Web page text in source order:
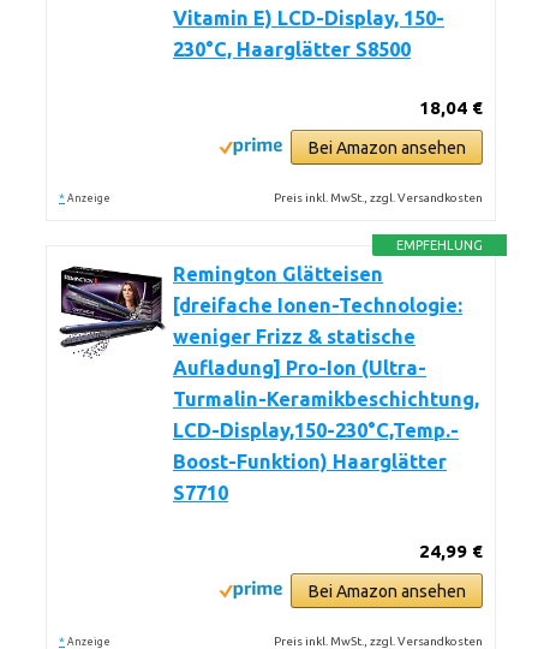
Vitamin E) LCD-Display, 150-
230°C, Haarglätter S8500
18,04 €
Bei Amazon ansehen
* Anzeige Preis inkl. MwSt., zzgl. Versandkosten
EMPFEHLUNG
Remington Glätteisen
[dreifache Ionen-Technologie:
weniger Frizz & statische
Aufladung] Pro-Ion (Ultra-
Turmalin-Keramikbeschichtung,
LCD-Display,150-230°C,Temp.-
Boost-Funktion) Haarglätter
S7710
24,99 €
Bei Amazon ansehen
* Anzeige Preis inkl. MwSt., zzgl. Versandkosten